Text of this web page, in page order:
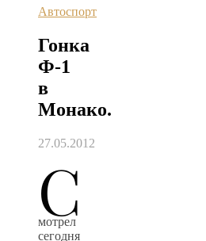
Автоспорт
Гонка
Ф-1
в
Монако.
27.05.2012
С
мотрел
сегодня